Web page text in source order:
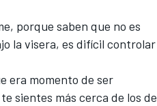
porque saben que no es
la visera, es difícil controlar
era momento de ser
sientes más cerca de los de